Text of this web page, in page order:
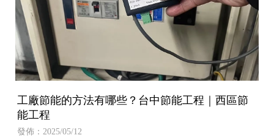
工廠節能的方法有哪些？台中節能工程｜西區節
能工程
發佈：2025/05/12